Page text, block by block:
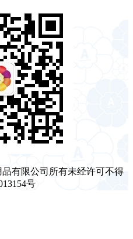
有限公司所有未经许可不得
号